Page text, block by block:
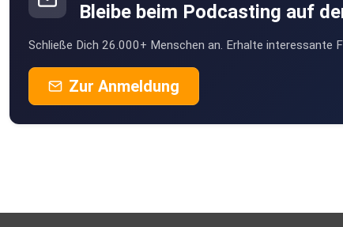
Bleibe beim Podcasting auf
Schließe Dich 26.000+ Menschen an. Erhalte interessante
Zur Anmeldung